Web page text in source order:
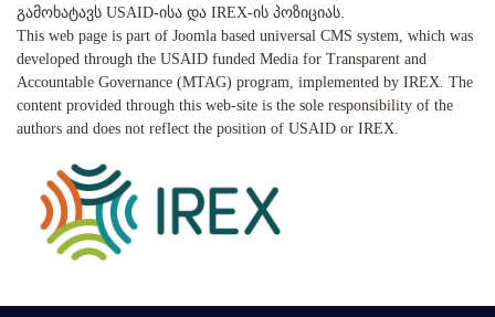
გამოხატავს USAID-ისა და IREX-ის პოზიციას.
This web page is part of Joomla based universal CMS system, which was
developed through the USAID funded Media for Transparent and
Accountable Governance (MTAG) program, implemented by IREX. The
content provided through this web-site is the sole responsibility of the
authors and does not reflect the position of USAID or IREX.